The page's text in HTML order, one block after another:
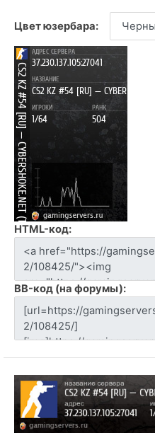
Цвет юзербара:
HTML-код:
BB-код (на форумы):